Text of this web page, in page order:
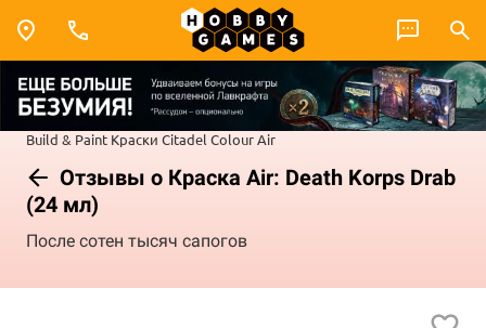
Build & Paint Краски Citadel ColourAir
Отзывы о Краска Air: Death Korps Drab
(24 мл)
После сотен тысяч сапогов